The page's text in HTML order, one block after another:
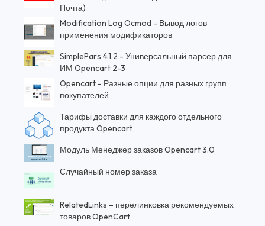
Почта)
Modification Log Ocmod - Вывод логов
применения модификаторов
SimplePars 4.1.2 - Универсальный парсер для
ИМ Opencart 2-3
Opencart - Разные опции для разных групп
покупателей
Тарифы доставки для каждого отдельного
продукта Opencart
Модуль Менеджер заказов Opencart 3.0
Случайный номер заказа
RelatedLinks – перелинковка рекомендуемых
товаров OpenCart